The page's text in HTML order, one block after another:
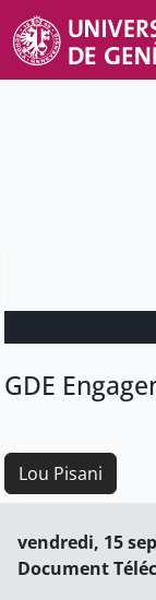
GDE
Lou Pisani
vendredi, 15
Document